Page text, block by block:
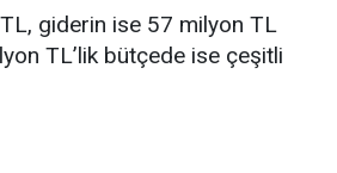
giderin ise 57 milyon TL
TL’lik bütçede ise çeşitli